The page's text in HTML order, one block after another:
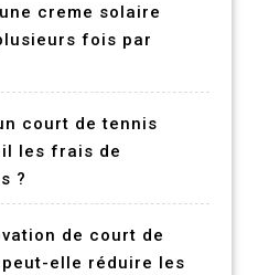
creme solaire
fois par
court de tennis
les frais de
?
de court de
elle réduire les